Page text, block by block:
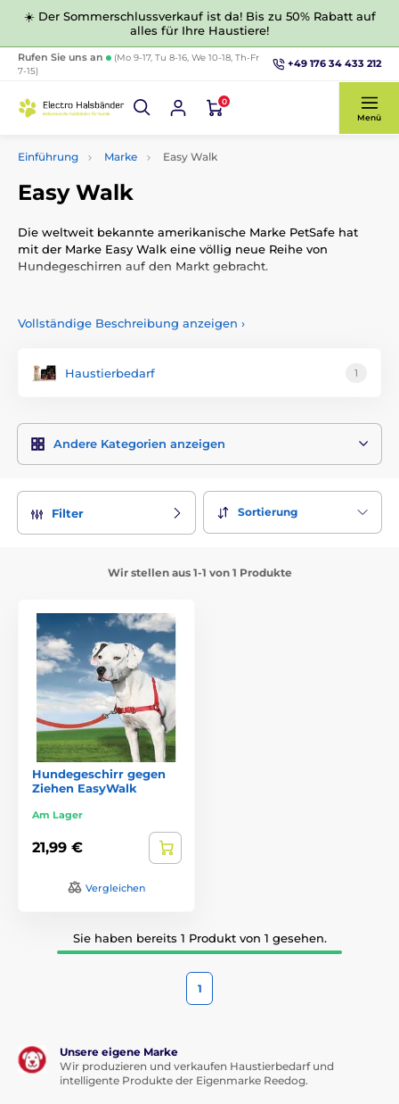
☀️ Der Sommerschlussverkauf ist da! Bis zu 50% Rabatt auf
alles für Ihre Haustiere!
Rufen Sie uns an
(Mo 9-17, Tu 8-16, We 10-18, Th-Fr
7-15)
+49 176 34 433 212
0
Menü
Einführung Marke Easy Walk
Easy Walk
Die weltweit bekannte amerikanische Marke PetSafe hat
mit der Marke Easy Walk eine völlig neue Reihe von
Hundegeschirren auf den Markt gebracht.
Hundes. Sie überzeugen durch eine hochwertige und
Vollständige Beschreibung anzeigen ›
Haustierbedarf 1
Andere Kategorien anzeigen
Filter Sortierung
Wir stellen aus 1-1 von 1 Produkte
Hundegeschirr gegen
Ziehen EasyWalk
Am Lager
21,99 €
Vergleichen
Sie haben bereits 1 Produkt von 1 gesehen.
1
Unsere eigene Marke
Wir produzieren und verkaufen Haustierbedarf und
intelligente Produkte der Eigenmarke Reedog.